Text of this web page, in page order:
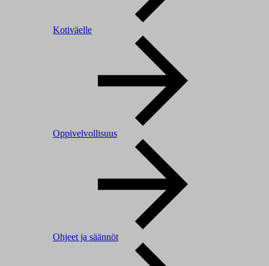
Kotiväelle
Oppivelvollisuus
Ohjeet ja säännöt